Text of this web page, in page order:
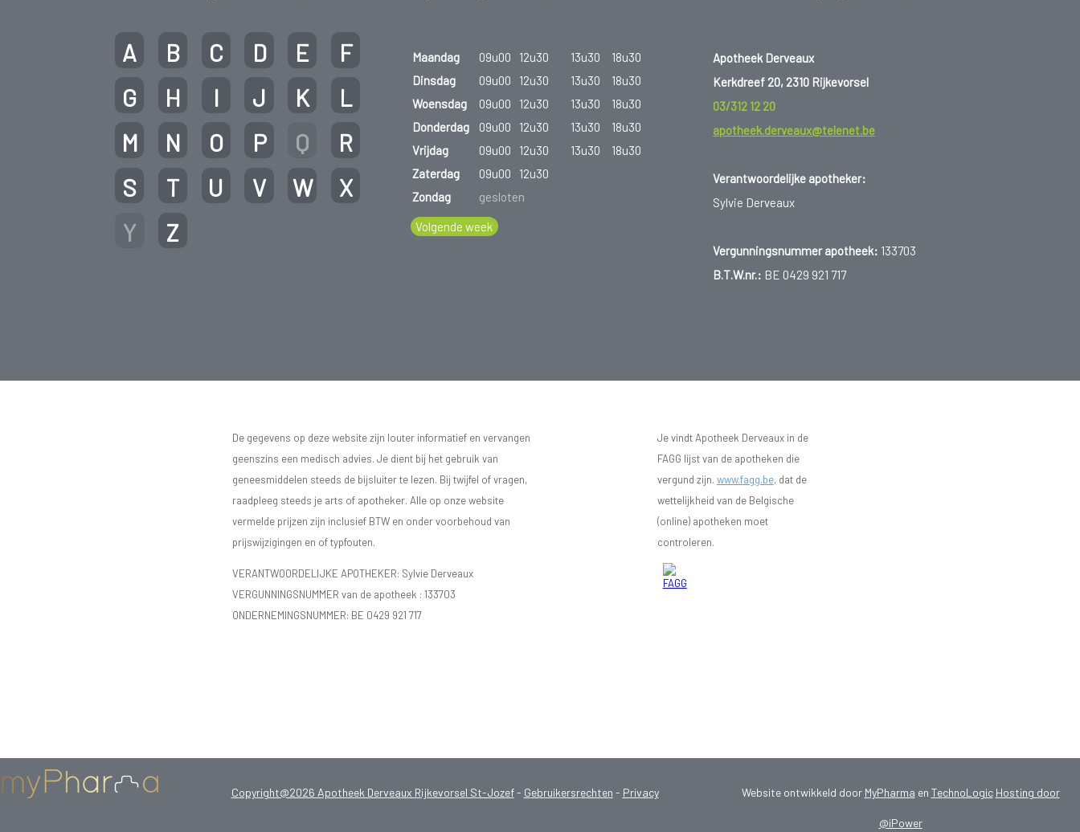
A B C D E
F
G
H I J K
L
M
N O P Q
R
S
T U V W
X
Y
Z
Maandag 09u00 12u30 13u30
18u30
Dinsdag
09u00 12u30 13u30
18u30
Woensdag
09u00 12u30 13u30
18u30
Donderdag
09u00 12u30 13u30
18u30
Vrijdag
09u00 12u30 13u30
18u30
Zaterdag
09u00
12u30
Zondag
gesloten
Volgende week
Apotheek Derveaux
Kerkdreef 20, 2310 Rijkevorsel
03/312 12 20
apotheek.derveaux@telenet.be
Verantwoordelijke apotheker:
Sylvie Derveaux
Vergunningsnummer apotheek: 133703
B.T.W.nr.: BE 0429 921 717
De gegevens op deze website zijn louter informatief en vervangen
geenszins een medisch advies. Je dient bij het gebruik van
geneesmiddelen steeds de bijsluiter te lezen. Bij twijfel of vragen,
raadpleeg steeds je arts of apotheker. Alle op onze website
vermelde prijzen zijn inclusief BTW en onder voorbehoud van
prijswijzigingen en of typfouten.
VERANTWOORDELIJKE APOTHEKER: Sylvie Derveaux
VERGUNNINGSNUMMER van de apotheek : 133703
ONDERNEMINGSNUMMER: BE 0429 921 717
Je vindt Apotheek Derveaux in de
FAGG lijst van de apotheken die
vergund zijn. www.fagg.be, dat de
wettelijkheid van de Belgische
(online) apotheken moet
controleren.
Copyright@2026 Apotheek Derveaux Rijkevorsel St-Jozef - Gebruikersrechten - Privacy Website ontwikkeld door MyPharma en TechnoLogic Hosting door
@iPower